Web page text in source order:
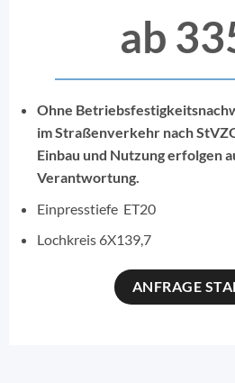
ab
Ohne
im Straßenverkehr nach
Einbau und Nutzung erfolgen
Verantwortung.
Einpresstiefe ET20
Lochkreis 6X139,7
ANFRAGE